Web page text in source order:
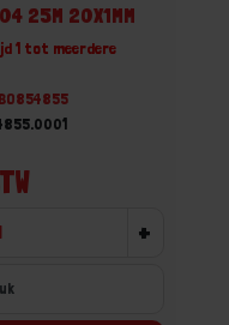
25M 20X1MM
1 tot meerdere
+